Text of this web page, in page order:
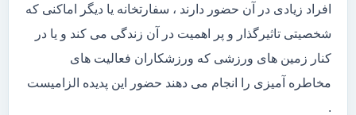
افراد زیادی در آن حضور دارند ، سفارتخانه یا دیگر اماکنی که
شخصیتی تاثیرگذار و پر اهمیت در آن زندگی می کند و یا در
کنار زمین های ورزشی که ورزشکاران فعالیت های
مخاطره آمیزی را انجام می دهند حضور این پدیده الزامیست
.